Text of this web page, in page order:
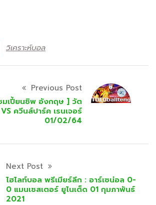
วิเคราะห์บอล
Previous Post
เปี้ยนชิพ อังกฤษ ] วัต
ควีนส์ปาร์ค เรนเจอร์
01/02/64
Next Post
ไฮไลท์บอล พรีเมียร์ลีก : อาร์เซน่อล 0-
0 แมนเชสเตอร์ ยูไนเต็ด 01 กุมภาพันธ์
2021